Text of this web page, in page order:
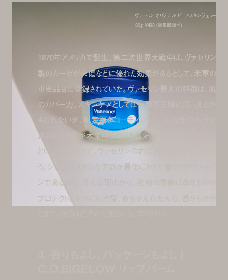
ヴァセリン オリジナル ピュアスキンジェリー
80g ¥498 (編集部調べ)
1870年アメリカで誕生。第二次世界大戦中は、ヴァセリン
製のガーゼが火傷などに優れた効果があるとして、米軍の
重要品目に登録されていた。ヴァセリン最大の特徴は、肌
のカバー力。スキンケアとしては一瞬不思議に聞こえるか
もしれないが、肌表面をコーティングし、肌内部の水分を
逃さない＝肌が本来持っている保湿力や治癒力を生かす
という点において、ヴァセリンの右に出るものはないだろ
う。シンプルスキンケア派が最後にたどり着くのがヴァセリ
ンであるのも、そんな理由から。花粉の季節は鼻まわりの
プロテクト＆ケアにも活躍。赤ちゃんも大人も、唇からかか